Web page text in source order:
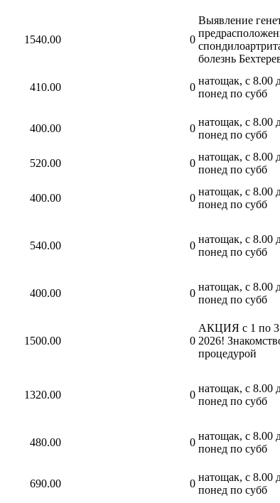
1540.00 0
Выявление
болезнь
410.00 0
натощак, с 8.00
понед по субб
400.00 0
натощак, с 8.00
понед по субб
520.00 0
натощак, с 8.00
понед по субб
400.00 0
натощак, с 8.00
понед по субб
540.00 0
натощак, с 8.00
понед по субб
400.00 0
натощак, с 8.00
понед по субб
1500.00 0
АКЦИЯ с 1 по
2026!
процедурой
1320.00 0
натощак, с 8.00
понед по субб
480.00 0
натощак, с 8.00
понед по субб
690.00 0
натощак, с 8.00
понед по субб